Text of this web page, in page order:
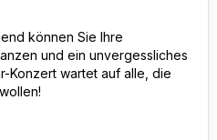
können Sie Ihre
und ein unvergessliches
Konzert wartet auf alle, die